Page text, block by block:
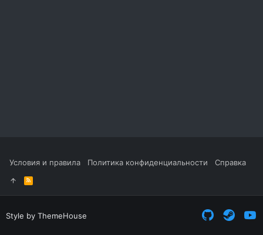
Условия и правила Политика конфиденциальности Справка
R
S
S
Style by ThemeHouse